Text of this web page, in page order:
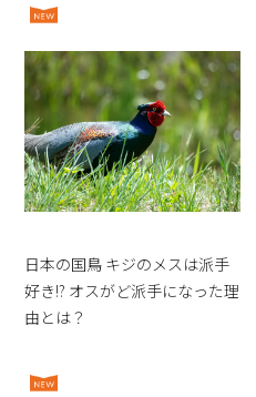
日本の国鳥 キジのメスは派手
好き!? オスがど派手になった理
由とは？